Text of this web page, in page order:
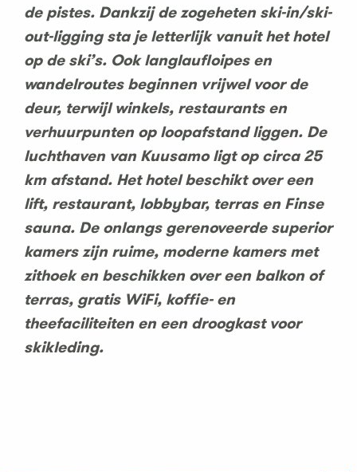
de pistes. Dankzij de zogeheten ski-in/ski-
out-ligging sta je letterlijk vanuit het hotel
op de ski’s. Ook langlaufloipes en
wandelroutes beginnen vrijwel voor de
deur, terwijl winkels, restaurants en
verhuurpunten op loopafstand liggen. De
luchthaven van Kuusamo ligt op circa 25
km afstand. Het hotel beschikt over een
lift, restaurant, lobbybar, terras en Finse
sauna. De onlangs gerenoveerde superior
kamers zijn ruime, moderne kamers met
zithoek en beschikken over een balkon of
terras, gratis WiFi, koffie- en
theefaciliteiten en een droogkast voor
skikleding.